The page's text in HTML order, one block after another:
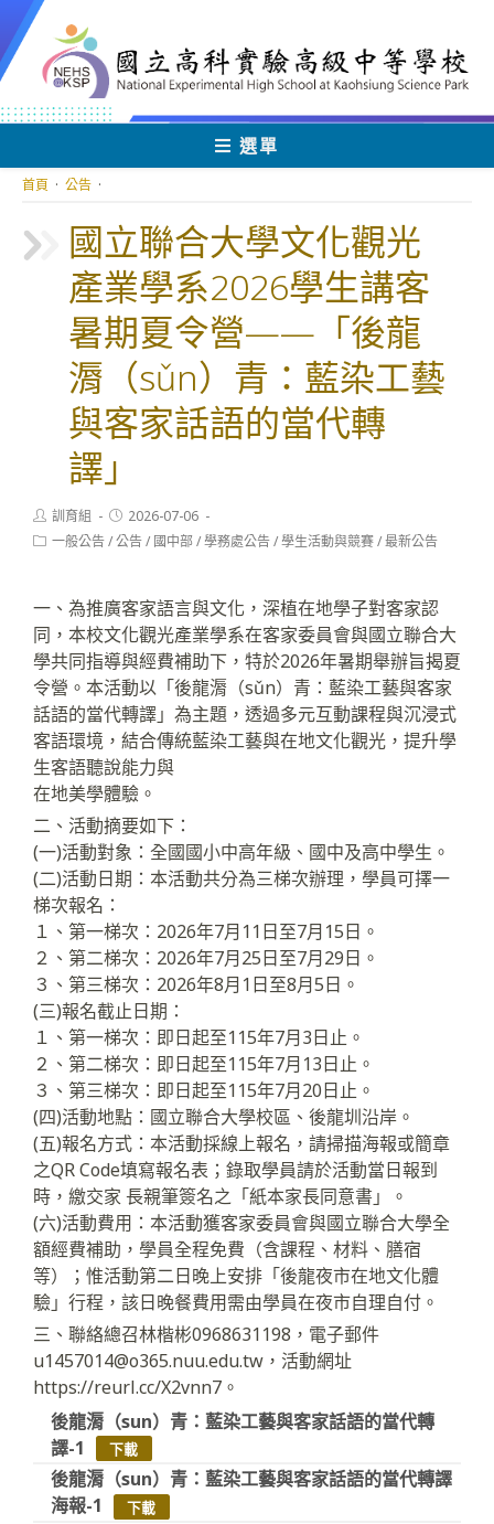
轉
至
要
容
選單
國立聯合大學文化觀光
產業學系2026學生講客
暑期夏令營——「後龍
漘（sǔn）青：藍染工藝
與客家話語的當代轉
譯」
首頁 · 公告 ·
Post
author:
訓育組
Post
published:
2026-07-06
Post一般公告/公告/ 國中部/學務處公告/學生活動與競賽/最新公告
一、為推廣客家語言與文化，深植在地學子對客家認
同，本校文化觀光產業學系在客家委員會與國立聯合大
學共同指導與經費補助下，特於2026年暑期舉辦旨揭夏
令營。本活動以「後龍漘（sǔn）青：藍染工藝與客家
話語的當代轉譯」為主題，透過多元互動課程與沉浸式
客語環境，結合傳統藍染工藝與在地文化觀光，提升學
生客語聽說能力與
在地美學體驗。
二、活動摘要如下：
(一)活動對象：全國國小中高年級、國中及高中學生。
(二)活動日期：本活動共分為三梯次辦理，學員可擇一
梯次報名：
１、第一梯次：2026年7月11日至7月15日。
２、第二梯次：2026年7月25日至7月29日。
３、第三梯次：2026年8月1日至8月5日。
(三)報名截止日期：
１、第一梯次：即日起至115年7月3日止。
２、第二梯次：即日起至115年7月13日止。
３、第三梯次：即日起至115年7月20日止。
(四)活動地點：國立聯合大學校區、後龍圳沿岸。
(五)報名方式：本活動採線上報名，請掃描海報或簡章
之QR Code填寫報名表；錄取學員請於活動當日報到
時，繳交家 長親筆簽名之「紙本家長同意書」。
(六)活動費用：本活動獲客家委員會與國立聯合大學全
額經費補助，學員全程免費（含課程、材料、膳宿
等）；惟活動第二日晚上安排「後龍夜市在地文化體
驗」行程，該日晚餐費用需由學員在夜市自理自付。
三、聯絡總召林楷彬0968631198，電子郵件
u1457014@o365.nuu.edu.tw，活動網址
https://reurl.cc/X2vnn7。
後龍漘（sun）青：藍染工藝與客家話語的當代轉
譯-1
下載
後龍漘（sun）青：藍染工藝與客家話語的當代轉譯
海報-1
下載